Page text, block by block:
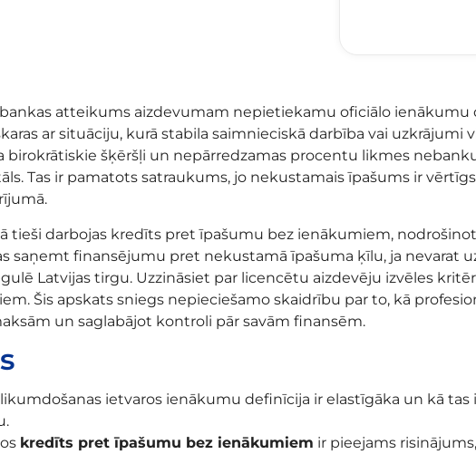
bankas atteikums aizdevumam nepietiekamu oficiālo
ar situāciju, kurā stabila saimnieciskā darbība vai
birokrātiskie šķēršļi un nepārredzamas procentu likmes
Tas ir pamatots satraukums, jo nekustamais īpašums ir
tieši darbojas kredīts pret īpašumu bez ienākumiem,
saņemt finansējumu pret nekustamā īpašuma ķīlu, ja nevarat
Latvijas tirgu. Uzzināsiet par licencētu aizdevēju izvēles
Šis apskats sniegs nepieciešamo skaidrību par to, kā
un saglabājot kontroli pār savām finansēm.
ietvaros ienākumu definīcija ir elastīgāka un kā
kredīts pret īpašumu bez ienākumiem ir pieejams